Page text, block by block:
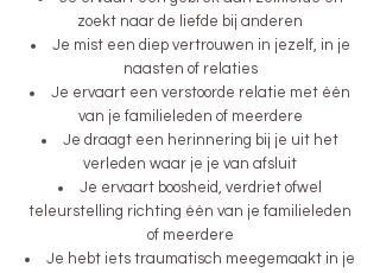
zoekt naar de liefde bij anderen
Je mist een diep vertrouwen in jezelf, in je
naasten of relaties
Je ervaart een verstoorde relatie met één
van je familieleden of meerdere
Je draagt een herinnering bij je uit het
verleden waar je je van afsluit
Je ervaart boosheid, verdriet ofwel
teleurstelling richting één van je familieleden
of meerdere
Je hebt iets traumatisch meegemaakt in je